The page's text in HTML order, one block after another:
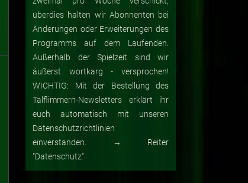
überdies halten wir Abonnenten bei
Änderungen oder Erweiterungen des
Programms auf dem Laufenden.
Außerhalb der Spielzeit sind wir
äußerst wortkarg - versprochen!
WICHTIG: Mit der Bestellung des
Talflimmern-Newsletters erklärt ihr
euch automatisch mit unseren
Datenschutzrichtlinien
einverstanden. → Reiter
"Datenschutz"